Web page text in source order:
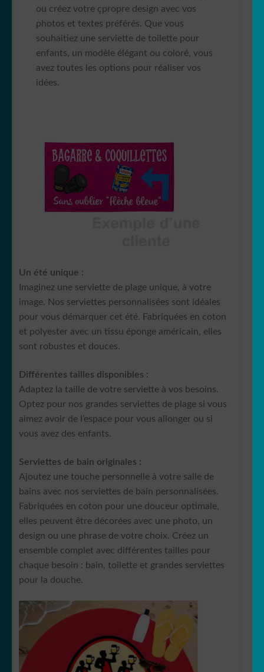
ou créez votre çpropre design avec vos
photos et textes préférés. Que vous
souhaitiez une serviette de toilette pour
enfants, un modèle élégant ou coloré, vous
avez toutes les options pour réaliser vos
idées.
Un été unique :
Imaginez une serviette de plage unique, à votre
image. Nos serviettes personnalisées sont idéales
pour vous démarquer cet été. Fabriquées en coton
et polyester avec un tissu éponge américain, elles
sont robustes et douces.
Différentes tailles disponibles :
Adaptez la taille de votre serviette à vos besoins.
Optez pour nos grandes serviettes de plage si vous
aimez avoir de l’espace pour vous allonger ou si
vous avez des enfants.
Serviettes de bain originales :
Ajoutez une touche personnelle à votre salle de
bains avec nos serviettes de bain personnalisées.
Fabriquées en coton pour une douceur optimale,
elles peuvent être décorées avec une photo, un
design ou une phrase de votre choix. Créez un
ensemble complet avec différentes tailles pour
chaque besoin : bain, toilette et grandes serviettes
pour la douche.